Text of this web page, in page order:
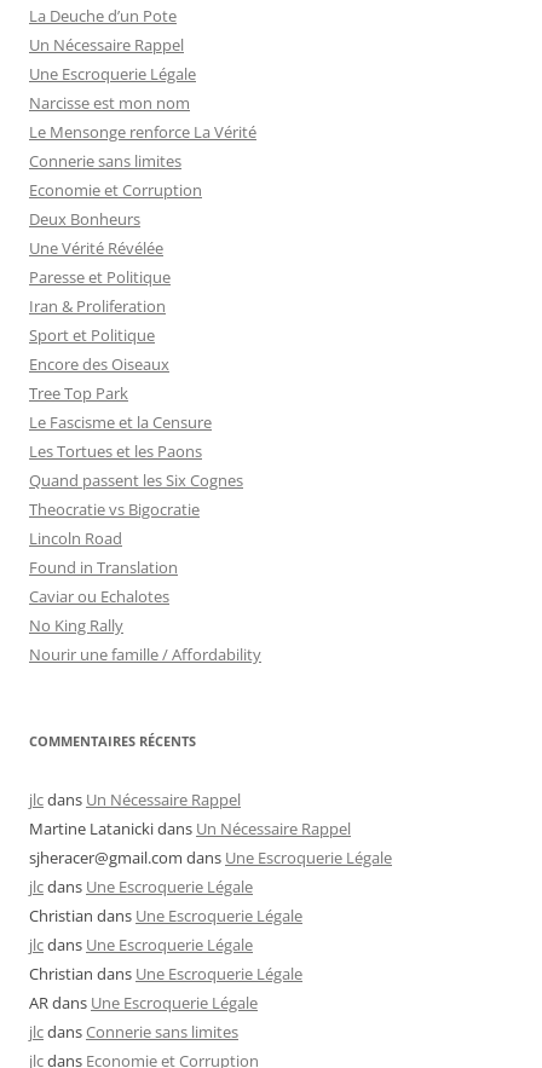
La Deuche d’un Pote
Un Nécessaire Rappel
Une Escroquerie Légale
Narcisse est mon nom
Le Mensonge renforce La Vérité
Connerie sans limites
Economie et Corruption
Deux Bonheurs
Une Vérité Révélée
Paresse et Politique
Iran & Proliferation
Sport et Politique
Encore des Oiseaux
Tree Top Park
Le Fascisme et la Censure
Les Tortues et les Paons
Quand passent les Six Cognes
Theocratie vs Bigocratie
Lincoln Road
Found in Translation
Caviar ou Echalotes
No King Rally
Nourir une famille / Affordability
COMMENTAIRES RÉCENTS
jlcdans Un Nécessaire Rappel
Martine Latanickidans Un Nécessaire Rappel
sjheracer@gmail.com dans Une Escroquerie Légale
jlcdans Une Escroquerie Légale
Christian dans Une Escroquerie Légale
jlcdans Une Escroquerie Légale
Christian dans Une Escroquerie Légale
ARdans Une Escroquerie Légale
jlcdansConnerie sans limites
jlcdans Economie et Corruption